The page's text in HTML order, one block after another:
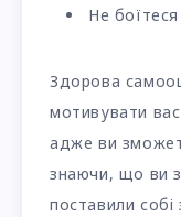
Не
Здорова
мотивувати
адже ви
знаючи, що ви
поставили